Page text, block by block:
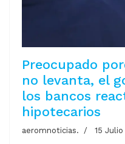
Preocupado
no levanta, el
los bancos
hipotecarios
aeromnoticias. 15